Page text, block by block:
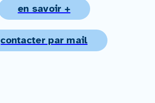
en savoir +
contacter par mail